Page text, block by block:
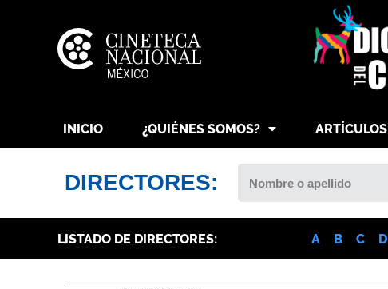
INICIO ¿QUIÉNES SOMOS? ARTÍCULOS
DIRECTORES:
LISTADO DE DIRECTORES: A B C D